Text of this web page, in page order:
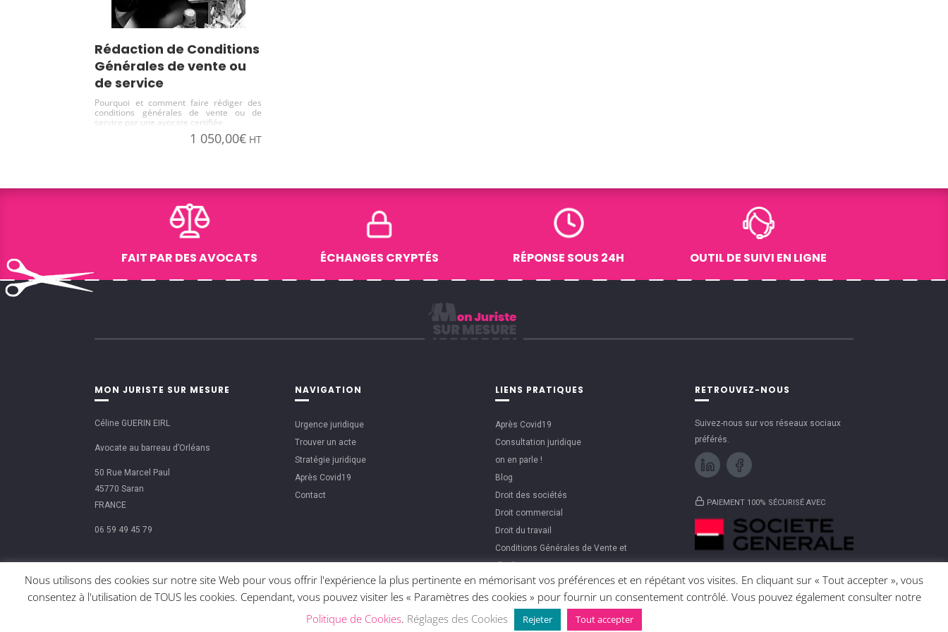
Rédaction de Conditions
Générales de vente ou
de service
Pourquoi et comment faire rédiger des
conditions générales de vente ou de
service par une avocate certifiée.
1 050,00€ HT
FAIT PAR DES AVOCATS ÉCHANGES CRYPTÉS RÉPONSE SOUS 24H OUTIL DE SUIVI EN LIGNE
MON JURISTE SUR MESURE
Céline GUERIN EIRL
Avocate au barreau d’Orléans
50 Rue Marcel Paul
45770 Saran
FRANCE
06 59 49 45 79
NAVIGATION
Urgence juridique
Trouver un acte
Stratégie juridique
Après Covid19
Contact
LIENS PRATIQUES
Après Covid19
Consultation juridique
on en parle !
Blog
Droit des sociétés
Droit commercial
Droit du travail
Conditions Générales de Vente et
d’Utilisations
RETROUVEZ-NOUS
Suivez-nous sur vos réseaux sociaux
préférés.
PAIEMENT 100% SÉCURISÉ AVEC
CHARTE DE PROTECTION DES DONNÉES PERSONNELLES POLITIQUE DE COOKIES UNE RÉALISATION ALTAÏSWEB
Nous utilisons des cookies sur notre site Web pour vous offrir l'expérience la plus pertinente en mémorisant vos préférences et en répétant vos visites. En cliquant sur « Tout accepter », vous
consentez à l'utilisation de TOUS les cookies. Cependant, vous pouvez visiter les « Paramètres des cookies » pour fournir un consentement contrôlé. Vous pouvez également consulter notre
Politique de Cookies. Réglages des Cookies Rejeter Tout accepter